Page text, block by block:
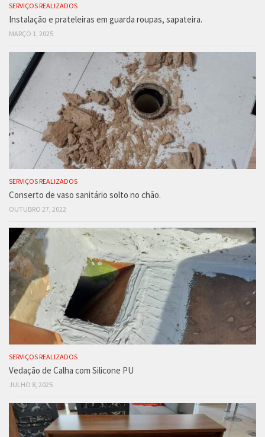
SERVIÇOS REALIZADOS
Instalação e prateleiras em guarda roupas, sapateira.
MARÇO 1, 2025
SERVIÇOS REALIZADOS
Conserto de vaso sanitário solto no chão.
OUTUBRO 27, 2022
SERVIÇOS REALIZADOS
Vedação de Calha com Silicone PU
JULHO 8, 2025